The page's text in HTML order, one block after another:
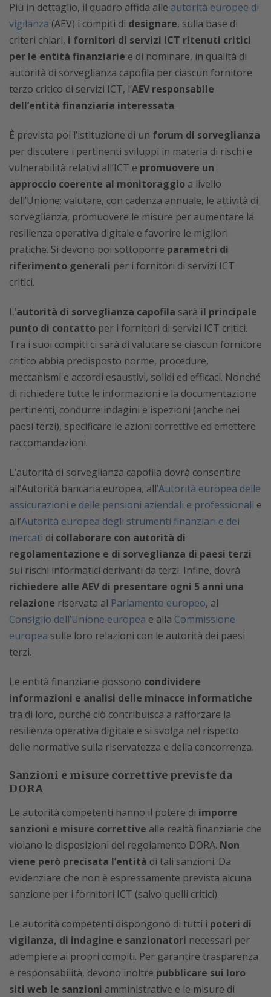
Più in dettaglio, il quadro affida alle autorità europee di
vigilanza (AEV) i compiti di designare, sulla base di
criteri chiari, i fornitori di servizi ICT ritenuti critici
per le entità finanziarie e di nominare, in qualità di
autorità di sorveglianza capofila per ciascun fornitore
terzo critico di servizi ICT, l’AEV responsabile
dell’entità finanziaria interessata.
È prevista poi l’istituzione di un forum di sorveglianza
per discutere i pertinenti sviluppi in materia di rischi e
vulnerabilità relativi all’ICT e promuovere un
approccio coerente al monitoraggio a livello
dell’Unione; valutare, con cadenza annuale, le attività di
sorveglianza, promuovere le misure per aumentare la
resilienza operativa digitale e favorire le migliori
pratiche. Si devono poi sottoporre parametri di
riferimento generali per i fornitori di servizi ICT
critici.
L’autorità di sorveglianza capofila sarà il principale
punto di contatto per i fornitori di servizi ICT critici.
Tra i suoi compiti ci sarà di valutare se ciascun fornitore
critico abbia predisposto norme, procedure,
meccanismi e accordi esaustivi, solidi ed efficaci. Nonché
di richiedere tutte le informazioni e la documentazione
pertinenti, condurre indagini e ispezioni (anche nei
paesi terzi), specificare le azioni correttive ed emettere
raccomandazioni.
L’autorità di sorveglianza capofila dovrà consentire
all’Autorità bancaria europea, all’Autorità europea delle
assicurazioni e delle pensioni aziendali e professionali e
all’Autorità europea degli strumenti finanziari e dei
mercati di collaborare con autorità di
regolamentazione e di sorveglianza di paesi terzi
sui rischi informatici derivanti da terzi. Infine, dovrà
richiedere alle AEV di presentare ogni 5 anni una
relazione riservata al Parlamento europeo, al
Consiglio dell’Unione europea e alla Commissione
europea sulle loro relazioni con le autorità dei paesi
terzi.
Le entità finanziarie possono condividere
informazioni e analisi delle minacce informatiche
tra di loro, purché ciò contribuisca a rafforzare la
resilienza operativa digitale e si svolga nel rispetto
delle normative sulla riservatezza e della concorrenza.
Sanzioni e misure correttive previste da
DORA
Le autorità competenti hanno il potere di imporre
sanzioni e misure correttive alle realtà finanziarie che
violano le disposizioni del regolamento DORA. Non
viene però precisata l’entità di tali sanzioni. Da
evidenziare che non è espressamente prevista alcuna
sanzione per i fornitori ICT (salvo quelli critici).
Le autorità competenti dispongono di tutti i poteri di
vigilanza, di indagine e sanzionatori necessari per
adempiere ai propri compiti. Per garantire trasparenza
e responsabilità, devono inoltre pubblicare sui loro
siti web le sanzioni amministrative e le misure di